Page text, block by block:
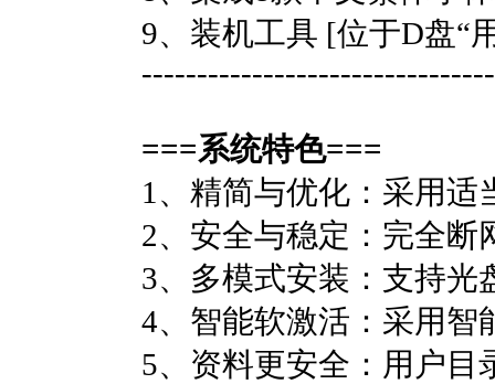
9、装机工具 [位于D盘“
===系统特色===
1、精简与优化：采用
2、安全与稳定：完全断
3、多模式安装：支持光
4、智能软激活：采用智
5、资料更安全：用户目